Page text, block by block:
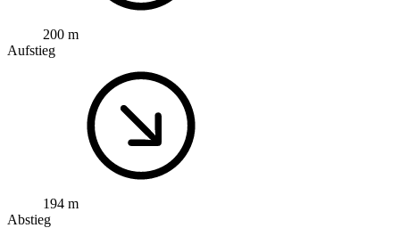
200 m
Aufstieg
194 m
Abstieg